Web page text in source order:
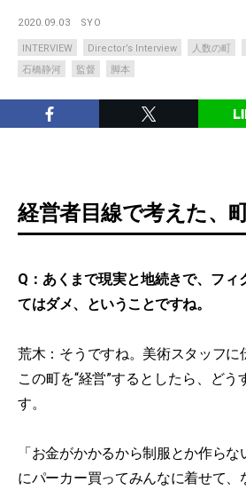
2020.09.03 SYO
INTERVIEW Director’s Interview 人数の町
石橋静河
監督 脚本
経営者目線で考えた、
Q：あくまで現実と地続きで、フィ
てはダメ、ということですね。
荒木：そうですね。美術スタッフに
この町を“経営”するとしたら、ど
す。
「お金がかかるから制服とか作ら
にパーカー買ってみんなに着せて、